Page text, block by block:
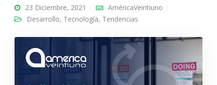
23 Diciembre, 2021
AméricaVeintiuno
Desarrollo, Tecnología, Tendencias